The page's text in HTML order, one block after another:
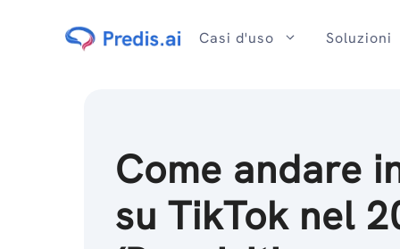
Casi d'uso Soluzioni
Come andare
su TikTok nel